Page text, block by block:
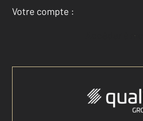
Votre compte :
Accéder à